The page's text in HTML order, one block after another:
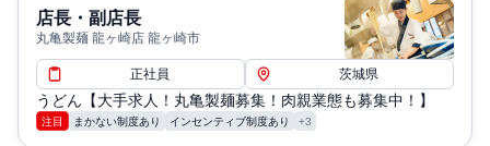
店長・副店長
丸亀製麺 龍ヶ崎店 龍ヶ崎市
正社員 茨城県
うどん【大手求人！丸亀製麺募集！肉親業態も募集中！】
注目 まかない制度あり インセンティブ制度あり +3